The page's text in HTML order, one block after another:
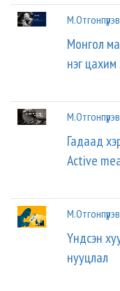
М.Отгонпүрэв
Монгол
нэг
М.Отгонпүрэв
Гадаад
Active
М.Отгонпүрэв
Үндсэн
нууцлал